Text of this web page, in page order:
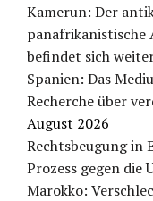
Kamerun: Der
panafrikanistische
befindet sich
Spanien: Das
Recherche über
August 2026
Rechtsbeugung in
Prozess gegen die
Marokko: